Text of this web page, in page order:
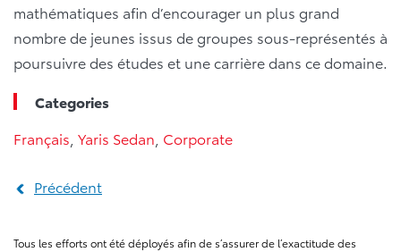
mathématiques afin d’encourager un plus grand
nombre de jeunes issus de groupes sous-représentés à
poursuivre des études et une carrière dans ce domaine.
Categories
Français Yaris Sedan Corporate
Précédent
Tous les efforts ont été déployés afin de s’assurer de l’exactitude des